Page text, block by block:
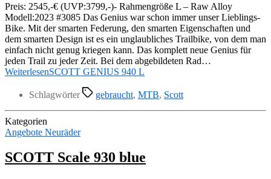
Preis: 2545,-€ (UVP:3799,-)- Rahmengröße L – Raw Alloy
Modell:2023 #3085 Das Genius war schon immer unser Lieblings-
Bike. Mit der smarten Federung, den smarten Eigenschaften und
dem smarten Design ist es ein unglaubliches Trailbike, von dem man
einfach nicht genug kriegen kann. Das komplett neue Genius für
jeden Trail zu jeder Zeit. Bei dem abgebildeten Rad…
WeiterlesenSCOTT GENIUS 940 L
Schlagwörter gebraucht, MTB, Scott
Kategorien
Angebote Neuräder
SCOTT Scale 930 blue